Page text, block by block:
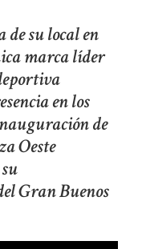
su local en
marca líder
en los
de
Oeste
Gran Buenos